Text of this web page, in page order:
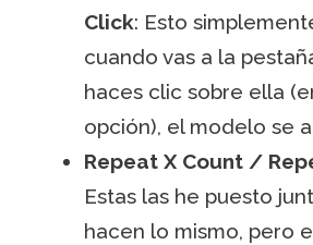
Click: Esto
cuando vas a la
haces clic sobre ella
opción), el modelo se
Repeat X Count /
Estas las he puesto
hacen lo mismo, pero